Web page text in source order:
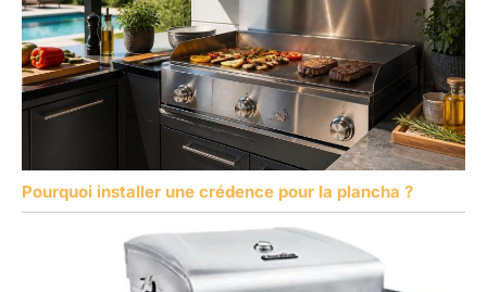
Pourquoi installer une crédence pour la plancha ?